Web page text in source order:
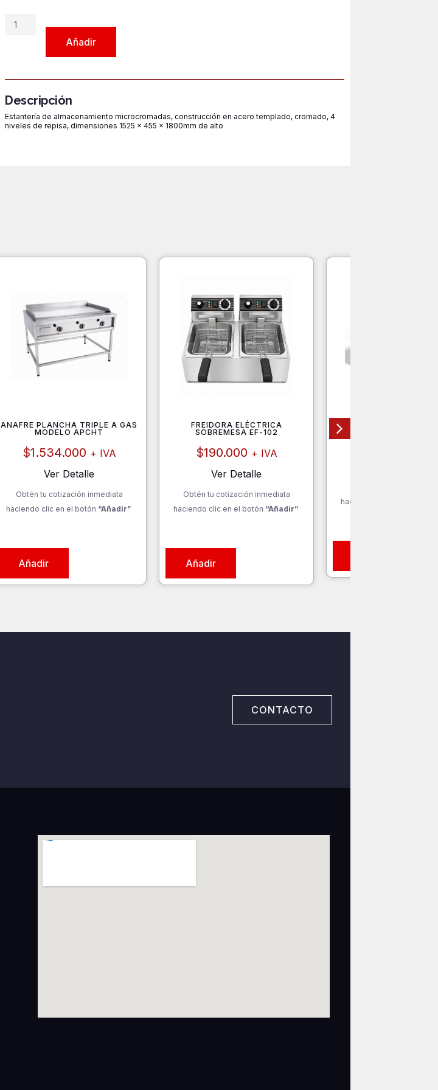
Estantería
cantidad
Añadir
Descripción
Estantería de almacenamiento microcromadas, construcción en acero templado, cromado, 4
niveles de repisa, dimensiones 1525 x 455 x 1800mm de alto
ANAFRE PLANCHA TRIPLE A GAS
MODELO APCHT
$1.534.000 + IVA
Ver Detalle
Obtén tu cotización inmediata
haciendo clic en el botón “Añadir”
Añadir
FREIDORA ELÉCTRICA
SOBREMESA EF-102
$190.000 + IVA
Ver Detalle
Obtén tu cotización inmediata
haciendo clic en el botón “Añadir”
Añadir
haciendo clic en el botón
CONTACTO